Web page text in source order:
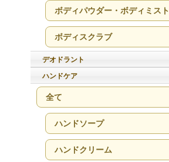
ボディパウダー・ボディミスト
ボディスクラブ
デオドラント
ハンドケア
全て
ハンドソープ
ハンドクリーム